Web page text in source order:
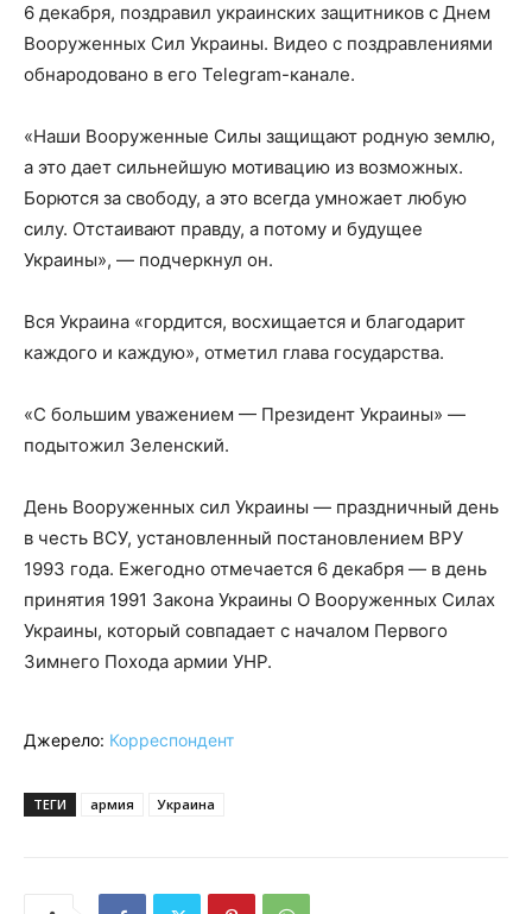
6 декабря, поздравил украинских защитников с Днем
Вооруженных Сил Украины. Видео с поздравлениями
обнародовано в его Telegram-канале.
«Наши Вооруженные Силы защищают родную землю,
а это дает сильнейшую мотивацию из возможных.
Борются за свободу, а это всегда умножает любую
силу. Отстаивают правду, а потому и будущее
Украины», — подчеркнул он.
Вся Украина «гордится, восхищается и благодарит
каждого и каждую», отметил глава государства.
«С большим уважением — Президент Украины» —
подытожил Зеленский.
День Вооруженных сил Украины — праздничный день
в честь ВСУ, установленный постановлением ВРУ
1993 года. Ежегодно отмечается 6 декабря — в день
принятия 1991 Закона Украины О Вооруженных Силах
Украины, который совпадает с началом Первого
Зимнего Похода армии УНР.
Джерело: Корреспондент
ТЕГИ армия Украина